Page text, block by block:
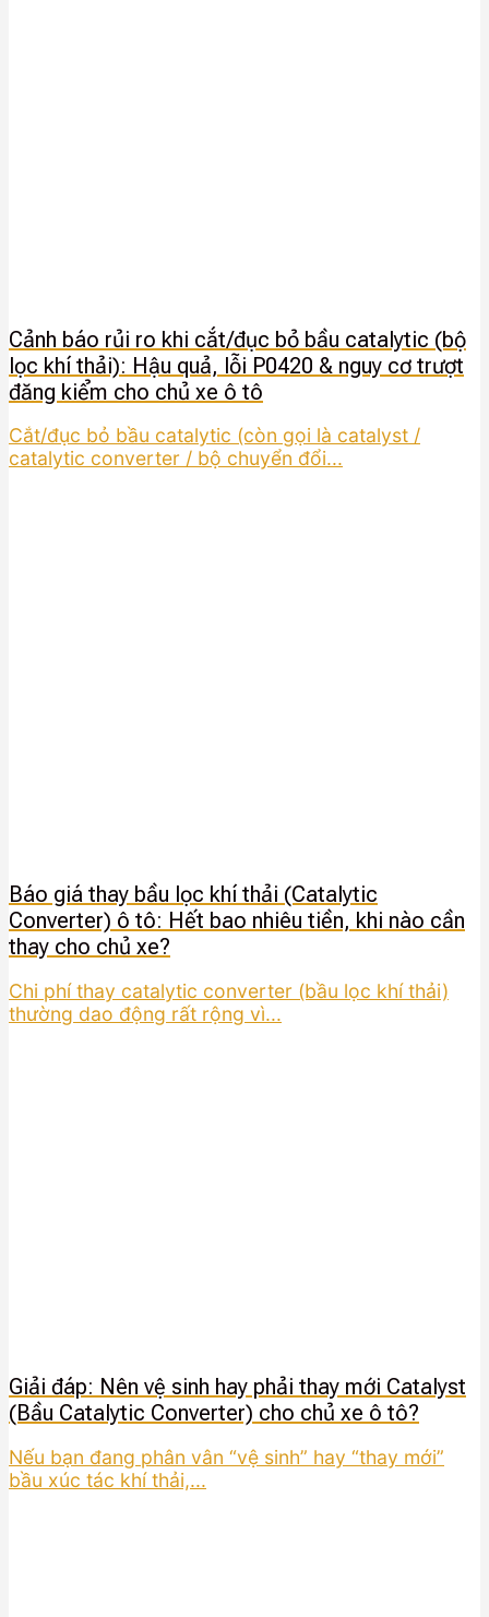
Cảnh báo rủi ro khi cắt/đục bỏ bầu catalytic (bộ
lọc khí thải): Hậu quả, lỗi P0420 & nguy cơ trượt
đăng kiểm cho chủ xe ô tô
Cắt/đục bỏ bầu catalytic (còn gọi là catalyst /
catalytic converter / bộ chuyển đổi...
Báo giá thay bầu lọc khí thải (Catalytic
Converter) ô tô: Hết bao nhiêu tiền, khi nào cần
thay cho chủ xe?
Chi phí thay catalytic converter (bầu lọc khí thải)
thường dao động rất rộng vì...
Giải đáp: Nên vệ sinh hay phải thay mới Catalyst
(Bầu Catalytic Converter) cho chủ xe ô tô?
Nếu bạn đang phân vân “vệ sinh” hay “thay mới”
bầu xúc tác khí thải,...